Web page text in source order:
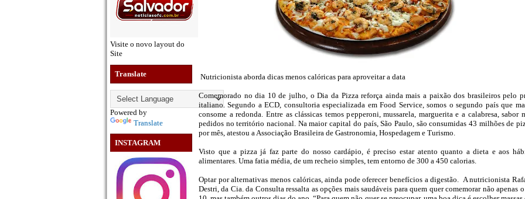
Visite o novo layout do
Site
Translate
Powered by
Translate
INSTAGRAM
Nutricionista aborda dicas menos calóricas para aproveitar a data
Comemorado no dia 10 de julho, o Dia da Pizza reforça ainda mais a paixão dos brasileiros pelo
italiano. Segundo a ECD, consultoria especializada em Food Service, somos o segundo país que
consome a redonda. Entre as clássicas temos pepperoni, mussarela, marguerita e a calabresa, sabor
pedidos no território nacional. Na maior capital do país, São Paulo, são consumidas 43 milhões de
por mês, atestou a Associação Brasileira de Gastronomia, Hospedagem e Turismo.
Visto que a pizza já faz parte do nosso cardápio, é preciso estar atento quanto a dieta e aos
alimentares. Uma fatia média, de um recheio simples, tem entorno de 300 a 450 calorias.
Optar por alternativas menos calóricas, ainda pode oferecer benefícios a digestão. A nutricionista
Destri, da Cia. da Consulta ressalta as opções mais saudáveis para quem quer comemorar não apenas